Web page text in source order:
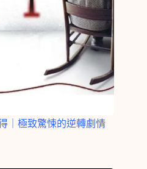
｜極致驚悚的逆轉劇情